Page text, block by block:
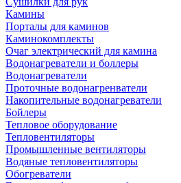
Камины
Порталы для каминов
Каминокомплекты
Очаг электрический для камина
Водонагреватели и боллеры
Водонагреватели
Проточные водонагренватели
Накопительные водонагреватели
Бойлеры
Тепловое оборудование
Тепловентиляторы
Промышленные вентиляторы
Водяные тепловентиляторы
Обогреватели